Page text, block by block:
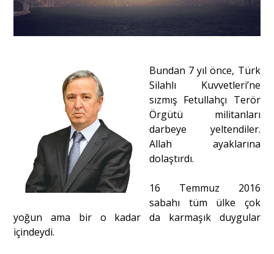
Dünya
Yorum - Analiz
Söyleşi
Yazı Dizisi
Portre
Yazarlar
Bundan 7 yıl önce, Türk
Silahlı Kuvvetleri’ne
sızmış Fetullahçı Terör
Örgütü militanları
darbeye yeltendiler.
Allah ayaklarına
dolaştırdı.
16 Temmuz 2016
sabahı tüm ülke çok
yoğun ama bir o kadar da karmaşık duygular
içindeydi.